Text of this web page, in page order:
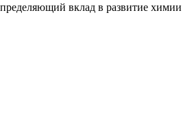
вклад в развитие химии